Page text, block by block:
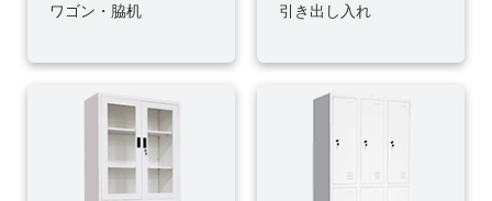
ワゴン・脇机 引き出し入れ